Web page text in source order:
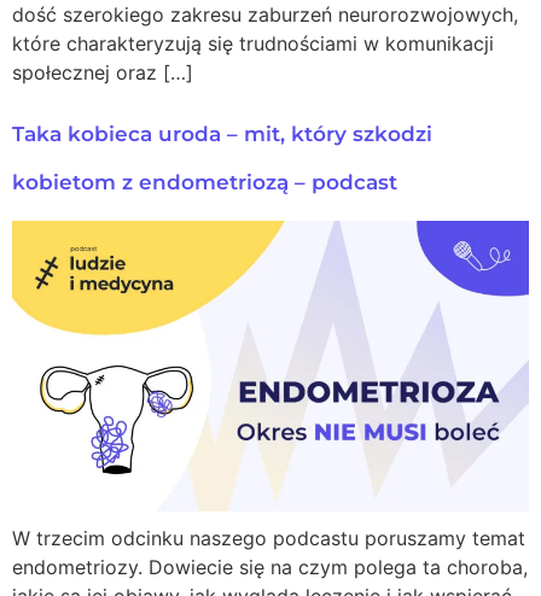
dość szerokiego zakresu zaburzeń neurorozwojowych,
które charakteryzują się trudnościami w komunikacji
społecznej oraz […]
Taka kobieca uroda – mit, który szkodzi
kobietom z endometriozą – podcast
W trzecim odcinku naszego podcastu poruszamy temat
endometriozy. Dowiecie się na czym polega ta choroba,